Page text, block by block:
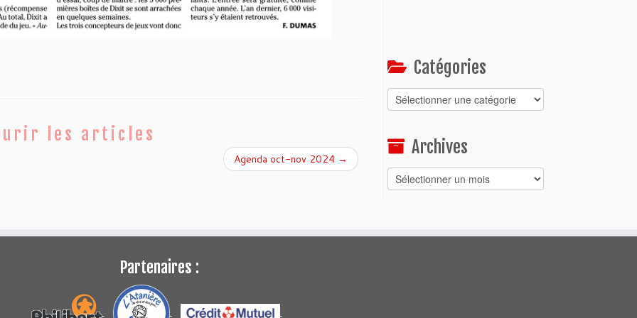
les articles
Agenda oct-nov 2024 →
Catégories
Catégories
Archives
Archives
Partenaires :